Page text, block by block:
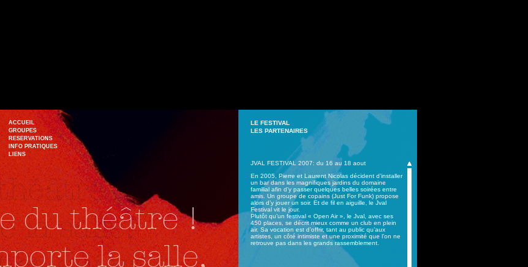
ACCUEIL
GROUPES
RESERVATIONS
INFO PRATIQUES
LIENS
LE FESTIVAL
LES PARTENAIRES
JVAL FESTIVAL 2007: du 16 au 18 aout
En 2005, Pierre et Laurent Nicolas décident d’installer
un bar dans les magnifiques jardins du domaine
familial afin d’y passer quelques belles soirées entre
amis. Un groupe de copains (Just For Funk) propose
alors d’y jouer un soir. Et de fil en aiguille, le Jval
Festival vit le jour.
Plutôt qu’un festival « Open Air », le Jval, avec ses
450 places, se décrit mieux comme un club en plein
air. Sa vocation est d’offrir, tant au public qu’aux
artistes, un côté intimiste et une proximité que l’on ne
retrouve pas dans les grands rassemblement.